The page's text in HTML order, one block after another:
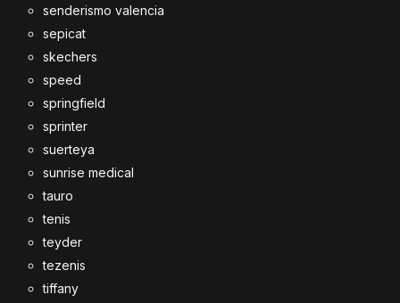
senderismo valencia
sepicat
skechers
speed
springfield
sprinter
suerteya
sunrise medical
tauro
tenis
teyder
tezenis
tiffany